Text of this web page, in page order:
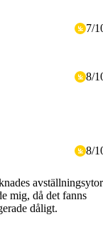
7/
8/
8/
avställningsytor
mig, då det fanns
dåligt.